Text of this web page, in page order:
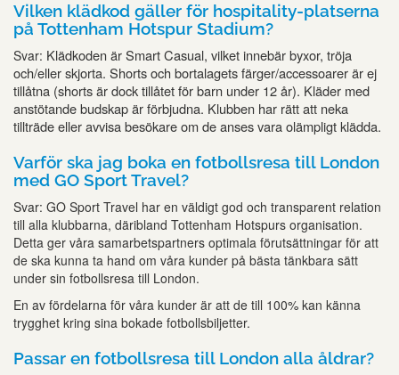
Vilken klädkod gäller för hospitality-platserna
på Tottenham Hotspur Stadium?
Svar: Klädkoden är Smart Casual, vilket innebär byxor, tröja
och/eller skjorta. Shorts och bortalagets färger/accessoarer är ej
tillåtna (shorts är dock tillåtet för barn under 12 år). Kläder med
anstötande budskap är förbjudna. Klubben har rätt att neka
tillträde eller avvisa besökare om de anses vara olämpligt klädda.
Varför ska jag boka en fotbollsresa till London
med GO Sport Travel?
Svar: GO Sport Travel har en väldigt god och transparent relation
till alla klubbarna, däribland Tottenham Hotspurs organisation.
Detta ger våra samarbetspartners optimala förutsättningar för att
de ska kunna ta hand om våra kunder på bästa tänkbara sätt
under sin fotbollsresa till London.
En av fördelarna för våra kunder är att de till 100% kan känna
trygghet kring sina bokade fotbollsbiljetter.
Passar en fotbollsresa till London alla åldrar?